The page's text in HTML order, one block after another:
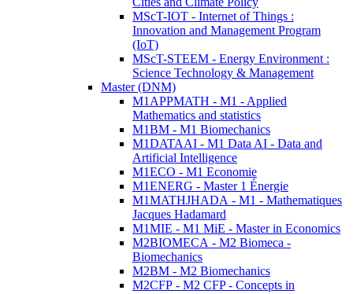
MScT-IOT - Internet of Things :
Innovation and Management Program
(IoT)
MScT-STEEM - Energy Environment :
Science Technology & Management
Master (DNM)
M1APPMATH - M1 - Applied
Mathematics and statistics
M1BM - M1 Biomechanics
M1DATAAI - M1 Data AI - Data and
Artificial Intelligence
M1ECO - M1 Economie
M1ENERG - Master 1 Énergie
M1MATHJHADA - M1 - Mathematiques
Jacques Hadamard
M1MIE - M1 MiE - Master in Economics
M2BIOMECA - M2 Biomeca -
Biomechanics
M2BM - M2 Biomechanics
M2CFP - M2 CFP - Concepts in